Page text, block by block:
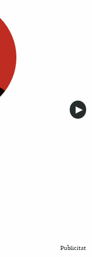
▶︎
Publicitat